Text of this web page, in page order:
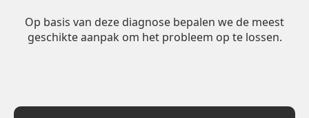
Op basis van deze diagnose bepalen we de meest
geschikte aanpak om het probleem op te lossen.